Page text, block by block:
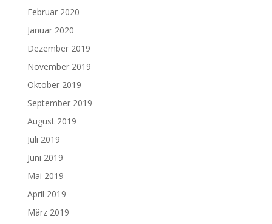
Februar 2020
Januar 2020
Dezember 2019
November 2019
Oktober 2019
September 2019
August 2019
Juli 2019
Juni 2019
Mai 2019
April 2019
März 2019